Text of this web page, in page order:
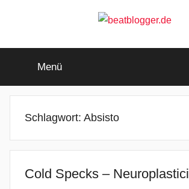
beatblogger.de
beat
goes
Menü
Schlagwort: Absisto
Cold Specks –